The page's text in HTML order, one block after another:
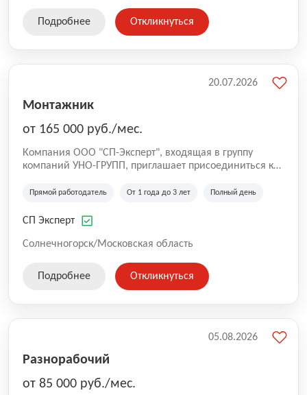
Подробнее Откликнуться
Монтажник
от 165 000 руб./мес.
Компания ООО "СП-Эксперт", входящая в группу
компаний УНО-ГРУПП, приглашает присоединиться к
работаем на рынке с 2005 года и оказываем комплекс
зданий из гибридных модульных блоков свободной
гибридно-модульного строительства.
Прямой работодатель От 1 года до 3 лет Полный день
СП Эксперт
Солнечногорск/Московская область
20.07.2026
Подробнее Откликнуться
Разнорабочий
от 85 000 руб./мес.
05.08.2026